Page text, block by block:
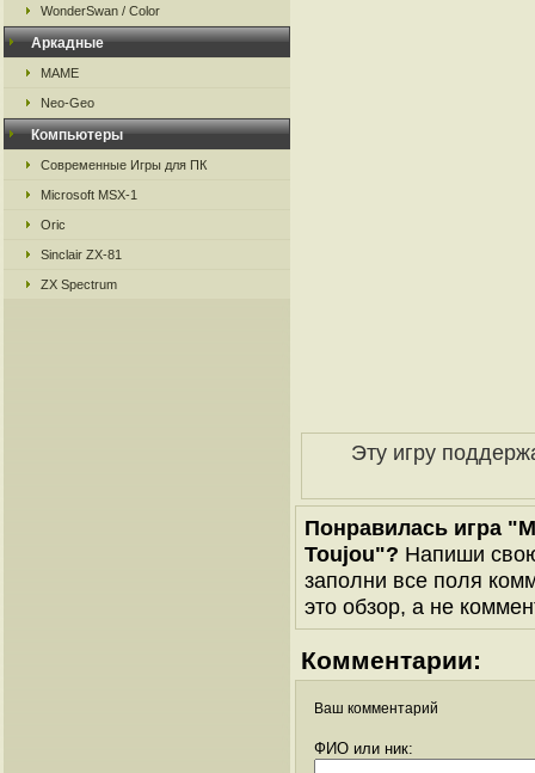
WonderSwan / Color
Аркадные
MAME
Neo-Geo
Компьютеры
Современные Игры для ПК
Microsoft MSX-1
Oric
Sinclair ZX-81
ZX Spectrum
Эту игру
Понравилась игра
Toujou"? Напиши
заполни все поля
это обзор, а не
Комментарии:
Ваш комментарий
ФИО или ник: